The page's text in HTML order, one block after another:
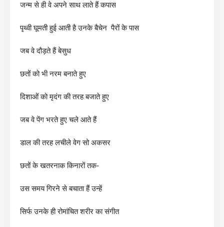
जन्म से ही वे अपने साथ लाते हैं कपास
पृथ्वी घूमती हुई आती है उनके बैचेन पैरों के पास
जब वे दौड़ते हैं बेसुध
छतों को भी नरम बनाते हुए
दिशाओं को मृदंग की तरह बजाते हुए
जब वे पेंग भरते हुए चले आते हैं
डाल की तरह लचीले वेग सो अकसर
छतों के खतरनाक किनारों तक-
उस समय गिरने से बचाता हैं उन्हें
सिर्फ उनके ही रोमांचित शरीर का संगीत